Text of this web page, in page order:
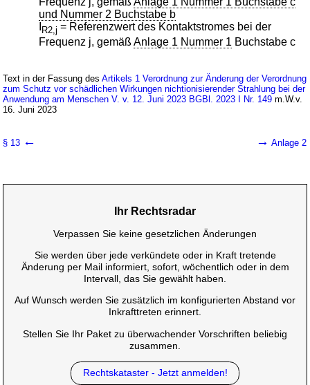
und Nummer 2 Buchstabe b
R2,j = Referenzwert des Kontaktstromes bei der
Frequenz j, gemäß Anlage 1 Nummer 1 Buchstabe c
Text in der Fassung desArtikels 1 Verordnung zur Änderung der Verordnung
zum Schutz vor schädlichen Wirkungen nichtionisierender Strahlung bei der
Anwendung am Menschen V. v. 12. Juni 2023 BGBl. 2023 I Nr. 149 m.W.v.
16. Juni 2023
§ 13 ← → Anlage 2
Ihr Rechtsradar
Verpassen Sie keine gesetzlichen Änderungen
Sie werden über jede verkündete oder in Kraft tretende
Änderung per Mail informiert, sofort, wöchentlich oder in dem
Intervall, das Sie gewählt haben.
Auf Wunsch werden Sie zusätzlich im konfigurierten Abstand vor
Inkrafttreten erinnert.
Stellen Sie Ihr Paket zu überwachender Vorschriften beliebig
zusammen.
Rechtskataster - Jetzt anmelden!